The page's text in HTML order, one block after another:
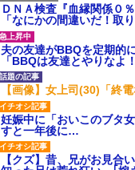
ＤＮＡ検査『血縁関係０
「なにかの間違いだ！取
夫の友達がBBQを定期的
「BBQは友達とやりなよ
【画像】女上司(30)「終
妊娠中に「おいこのブタ
すと一年後に…
【クズ】昔、兄がお見合